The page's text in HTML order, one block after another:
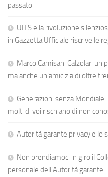
passato
UITS e la rivoluzione
in Gazzetta Ufficiale riscrive le
Marco Camisani Calzolari un
ma anche un’amicizia di oltre
Generazioni senza
molti di voi rischiano di non
Autorità garante privacy e lo
Non prendiamoci in giro il
personale dell’Autorità garante